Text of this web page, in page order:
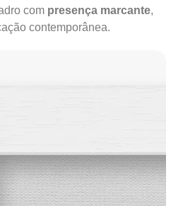
com presença marcante,
contemporânea.